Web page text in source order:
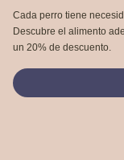
Cada perro tiene
Descubre el alimento
un 20% de descuento.